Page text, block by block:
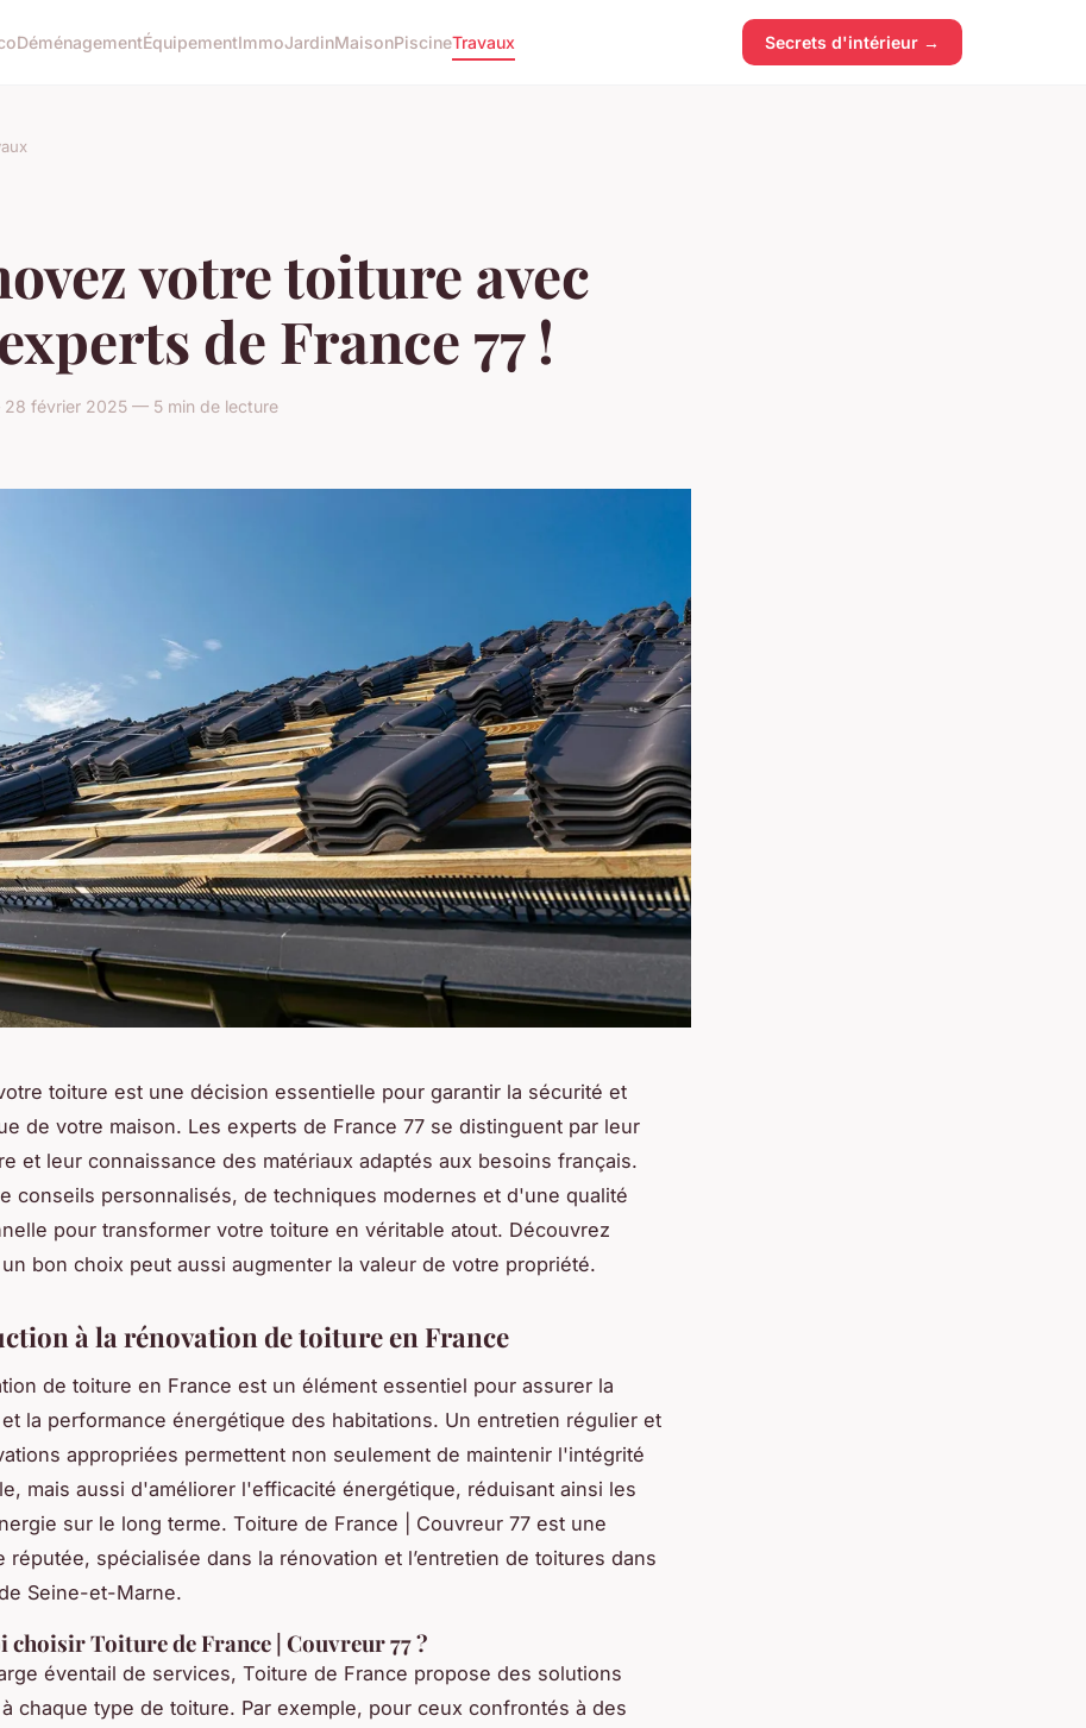
DéménagementÉquipementImmoJardinMaisonPiscineTravaux Secrets d'intérieur →
votre toiture avec
de France 77 !
février 2025 — 5 min de lecture
toiture est une décision essentielle pour garantir la sécurité et
de votre maison. Les experts de France 77 se distinguent par leur
et leur connaissance des matériaux adaptés aux besoins français.
conseils personnalisés, de techniques modernes et d'une qualité
pour transformer votre toiture en véritable atout. Découvrez
bon choix peut aussi augmenter la valeur de votre propriété.
à la rénovation de toiture en France
de toiture en France est un élément essentiel pour assurer la
la performance énergétique des habitations. Un entretien régulier et
appropriées permettent non seulement de maintenir l'intégrité
mais aussi d'améliorer l'efficacité énergétique, réduisant ainsi les
sur le long terme. Toiture de France | Couvreur 77 est une
réputée, spécialisée dans la rénovation et l’entretien de toitures dans
Seine-et-Marne.
choisir Toiture de France | Couvreur 77 ?
éventail de services, Toiture de France propose des solutions
chaque type de toiture. Par exemple, pour ceux confrontés à des